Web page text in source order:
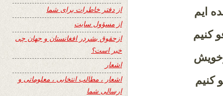
ایم
کنیم
کنیم
از دفتر خاطرات برای شما
از مسؤول سایت
ازحقوق بشردر افغانستان و جهان چی
خبر است؟
اشعار
اشعار ، مطالب انتخابی ، معلوماتی و
ارسالی شما